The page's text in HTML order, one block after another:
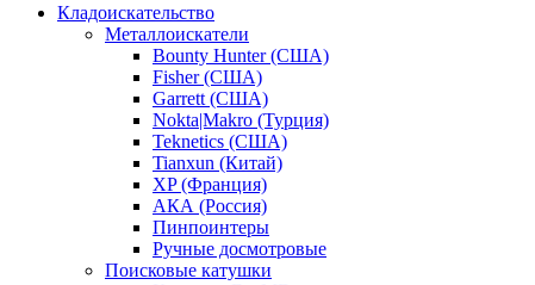
Кладоискательство
Металлоискатели
Bounty Hunter (США)
Fisher (США)
Garrett (США)
Nokta|Makro (Турция)
Teknetics (США)
Tianxun (Китай)
XP (Франция)
АКА (Россия)
Пинпоинтеры
Ручные досмотровые
Поисковые катушки